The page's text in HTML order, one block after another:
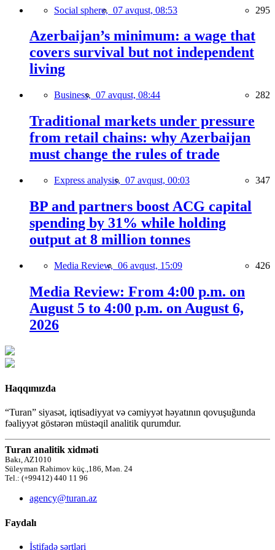
Social sphere, 07 avqust, 08:53 295
Azerbaijan’s minimum: a wage that
covers survival but not independent
living
Business, 07 avqust, 08:44 282
Traditional markets under pressure
from retail chains: why Azerbaijan
must change the rules of trade
Express analysis, 07 avqust, 00:03 347
BP and partners boost ACG capital
spending by 31% while holding
output at 8 million tonnes
Media Review, 06 avqust, 15:09 426
Media Review: From 4:00 p.m. on
August 5 to 4:00 p.m. on August 6,
2026
Haqqımızda
“Turan” siyasət, iqtisadiyyat və cəmiyyət həyatının qovuşuğunda
fəaliyyət göstərən müstəqil analitik qurumdur.
Turan analitik xidməti
Bakı, AZ1010
Süleyman Rəhimov küç.,186, Mən. 24
Tel.: (+99412) 440 11 96
agency@turan.az
Faydalı
İstifadə şərtləri